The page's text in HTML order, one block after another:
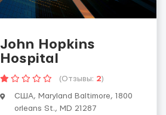
John Hopkins
Hospital
(Отзывы: 2)
США, Maryland Baltimore, 1800
orleans St., MD 21287